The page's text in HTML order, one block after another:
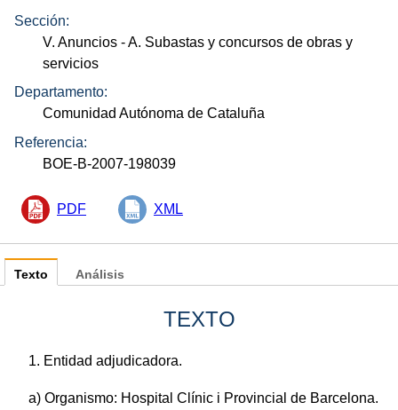
Sección:
V. Anuncios - A. Subastas y concursos de obras y
servicios
Departamento:
Comunidad Autónoma de Cataluña
Referencia:
BOE-B-2007-198039
PDF XML
Texto
TEXTO
1. Entidad adjudicadora.
a) Organismo: Hospital Clínic i Provincial de Barcelona.
Análisis